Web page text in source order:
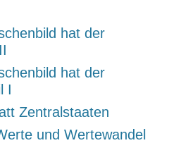
hat der
hat der
I
Zentralstaaten
und Wertewandel